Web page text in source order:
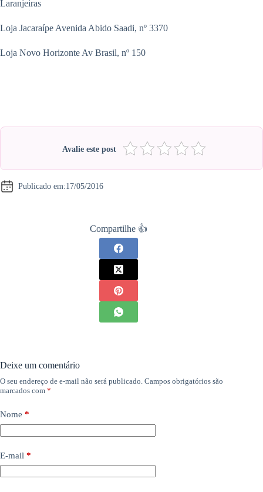
Laranjeiras
Loja Jacaraípe Avenida Abido Saadi, nº 3370
Loja Novo Horizonte Av Brasil, nº 150
Avalie este post
Publicado em:17/05/2016
Compartilhe 👍
Deixe um comentário
O seu endereço de e-mail não será publicado. Campos obrigatórios são
marcados com *
Nome *
E-mail *